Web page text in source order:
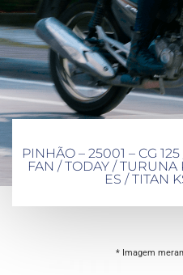
PINHÃO – 25001 – CG
FAN / TODAY / TURUNA
ES / TITAN
* Imagem